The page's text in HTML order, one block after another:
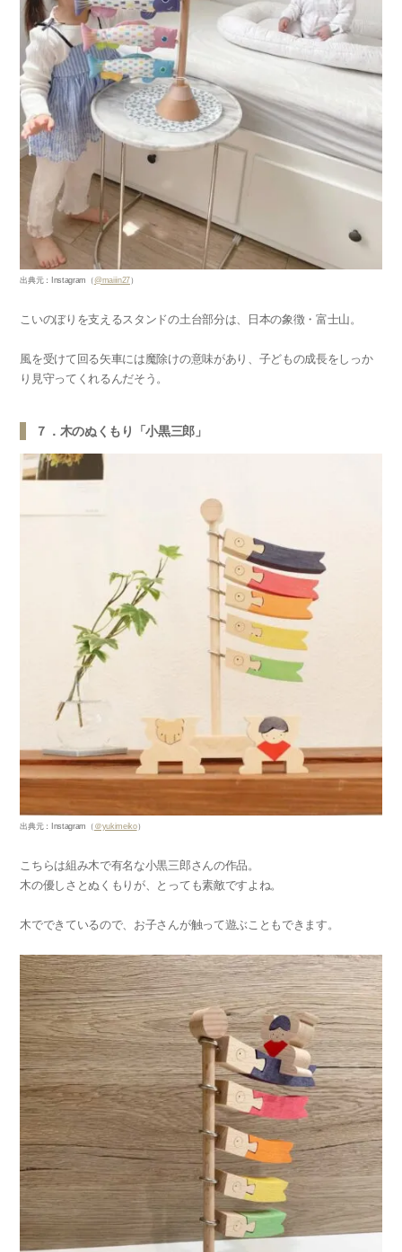
出典元：Instagram（@maiiin27）
こいのぼりを支えるスタンドの土台部分は、日本の象徴・富士山。
風を受けて回る矢車には魔除けの意味があり、子どもの成長をしっか
り見守ってくれるんだそう。
７．木のぬくもり「小黒三郎」
出典元：Instagram（ ＠yukimeiko）
こちらは組み木で有名な小黒三郎さんの作品。
木の優しさとぬくもりが、とっても素敵ですよね。
木でできているので、お子さんが触って遊ぶこともできます。